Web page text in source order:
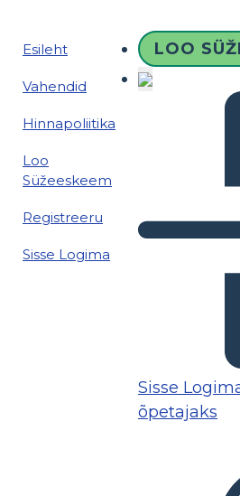
Esileht
Vahendid
Hinnapoliitika
Loo
Süžeeskeem
Registreeru
Sisse Logima
LOO
Sisse
õpetajaks